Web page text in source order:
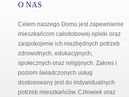
O NAS
Celem naszego Domu jest zapewnienie
mieszkańcom całodobowej opieki oraz
zaspokojenie ich niezbędnych potrzeb
zdrowotnych, edukacyjnych,
społecznych oraz religijnych. Zakres i
poziom świadczonych usług
dostosowany jest do indywidualnych
potrzeb mieszkańców. Człowiek oraz